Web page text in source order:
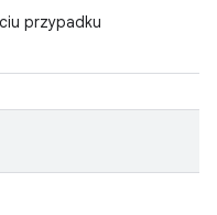
przypadku